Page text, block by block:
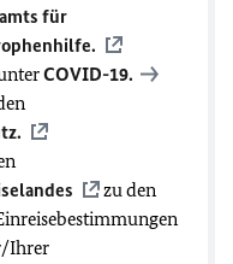
für
COVID-19.
zu den
Ihrer